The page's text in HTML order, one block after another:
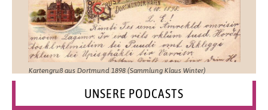
Kartengruß aus Dortmund 1898 (Sammlung Klaus Winter)
UNSERE PODCASTS